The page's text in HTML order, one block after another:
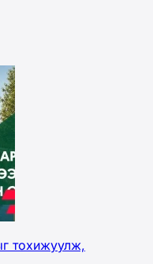
тохижуулж,